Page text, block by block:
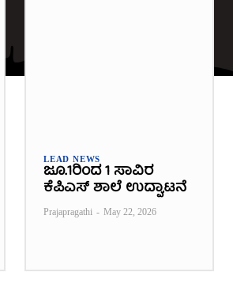
LEAD NEWS
ಜೂ.1ರಿಂದ 1 ಸಾವಿರ
ಕೆಪಿಎಸ್ ಶಾಲೆ ಉದ್ಘಾಟನೆ
Prajapragathi - May 22, 2026